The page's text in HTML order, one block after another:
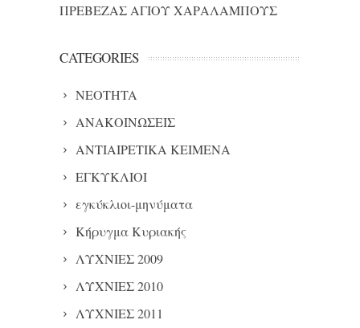
ΠΡΕΒΕΖΑΣ ΑΓΙΟΥ ΧΑΡΑΛΑΜΠΟΥΣ
CATEGORIES
NEOTHTA
ΑΝΑΚΟΙΝΩΣΕΙΣ
ΑΝΤΙΑΙΡΕΤΙΚΑ ΚΕΙΜΕΝΑ
ΕΓΚΥΚΛΙΟΙ
εγκύκλιοι-μηνύματα
Κήρυγμα Κυριακής
ΛΥΧΝΙΕΣ 2009
ΛΥΧΝΙΕΣ 2010
ΛΥΧΝΙΕΣ 2011